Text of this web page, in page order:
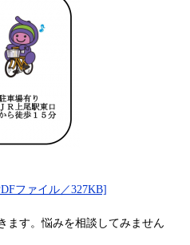
ファイル／327KB]
ます。悩みを相談してみません